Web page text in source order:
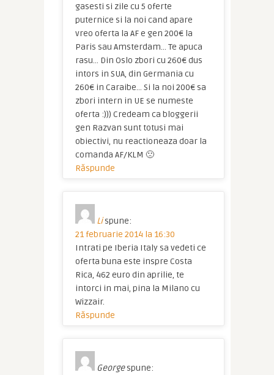
gasesti si zile cu 5 oferte
puternice si la noi cand apare
vreo oferta la AF e gen 200€ la
Paris sau Amsterdam… Te apuca
rasu… Din Oslo zbori cu 260€ dus
intors in SUA, din Germania cu
260€ in Caraibe… Si la noi 200€ sa
zbori intern in UE se numeste
oferta :))) Credeam ca bloggerii
gen Razvan sunt totusi mai
obiectivi, nu reactioneaza doar la
comanda AF/KLM 🙁
Răspunde
Li spune:
21 februarie 2014 la 16:30
Intrati pe Iberia Italy sa vedeti ce
oferta buna este inspre Costa
Rica, 462 euro din aprilie, te
intorci in mai, pina la Milano cu
Wizzair.
Răspunde
George spune: